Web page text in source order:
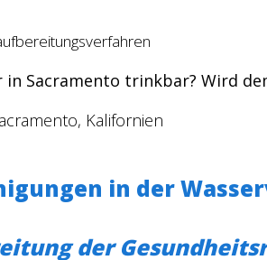
in Sacramento trinkbar? Wird
Kalifornien
in der
der